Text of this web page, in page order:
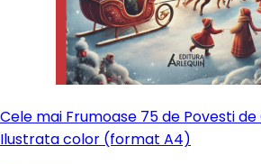
Cele mai Frumoase 75 de Povesti
Ilustrata color (format A4)